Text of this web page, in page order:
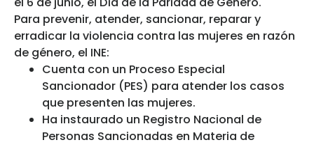
Para prevenir, atender, sancionar, reparar y
erradicar la violencia contra las mujeres en razón
de género, el INE:
Cuenta con un Proceso Especial
Sancionador (PES) para atender los casos
que presenten las mujeres.
Ha instaurado un Registro Nacional de
Personas Sancionadas en Materia de